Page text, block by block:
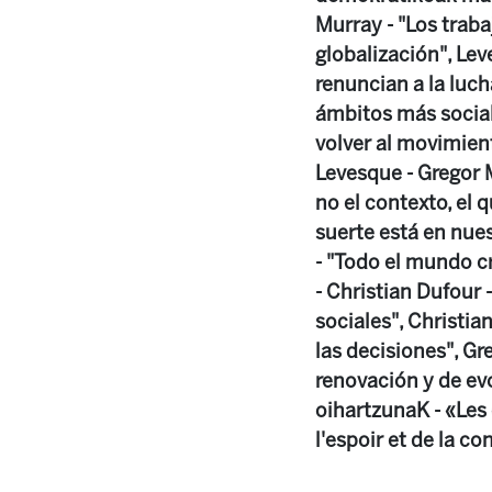
Murray - "Los
globalización",
renuncian a la
ámbitos más
volver al
Levesque -
no el contexto, el
suerte está en
- "Todo el mundo
- Christian Dufour
sociales",
las decisiones",
renovación y de
oihartzunaK -
l'espoir et de la